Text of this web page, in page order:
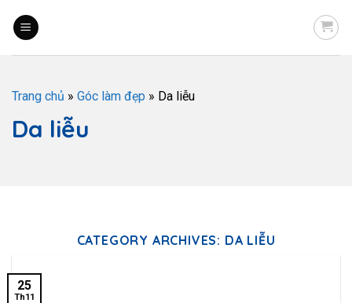
Trang chủ » Góc làm đẹp » Da liễu
Da liễu
CATEGORY ARCHIVES: DA LIỄU
25
Th11